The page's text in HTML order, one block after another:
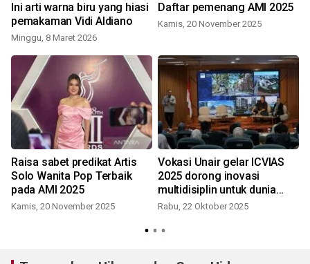
Ini arti warna biru yang hiasi
pemakaman Vidi Aldiano
Minggu, 8 Maret 2026
Daftar pemenang AMI 2025
Kamis, 20 November 2025
Raisa sabet predikat Artis
Solo Wanita Pop Terbaik
pada AMI 2025
Kamis, 20 November 2025
Vokasi Unair gelar ICVIAS
2025 dorong inovasi
multidisiplin untuk dunia
sehat
Rabu, 22 Oktober 2025